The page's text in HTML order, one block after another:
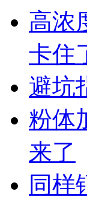
高浓
卡住
避坑
粉体
来了
同样